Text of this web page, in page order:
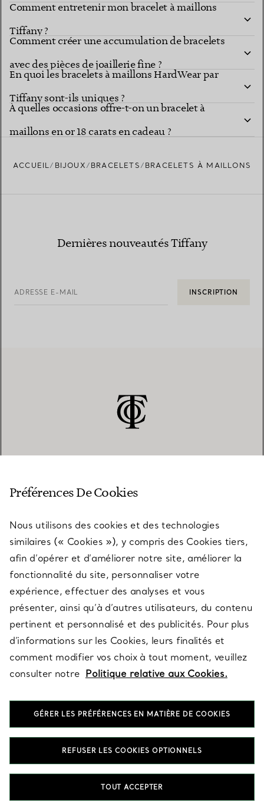
Comment entretenir mon bracelet à maillons
Tiffany ?
Comment créer une accumulation de bracelets
avec des pièces de joaillerie fine ?
En quoi les bracelets à maillons HardWear par
Tiffany sont-ils uniques ?
À quelles occasions offre-t-on un bracelet à
maillons en or 18 carats en cadeau ?
ACCUEIL BIJOUX BRACELETS BRACELETS À MAILLONS
Dernières nouveautés Tiffany
ADRESSE E-MAIL INSCRIPTION
SERVICES
À PROPOS
QUESTIONS LÉGALES
SUIVEZ-NOUS
T&Co. 2026
Préférences De Cookies
Nous utilisons des cookies et des technologies
similaires (« Cookies »), y compris des Cookies tiers,
afin d’opérer et d’améliorer notre site, améliorer la
fonctionnalité du site, personnaliser votre
expérience, effectuer des analyses et vous
présenter, ainsi qu’à d’autres utilisateurs, du contenu
pertinent et personnalisé et des publicités. Pour plus
d’informations sur les Cookies, leurs finalités et
comment modifier vos choix à tout moment, veuillez
consulter notre Politique relative aux Cookies.
GÉRER LES PRÉFÉRENCES EN MATIÈRE DE COOKIES
REFUSER LES COOKIES OPTIONNELS
TOUT ACCEPTER